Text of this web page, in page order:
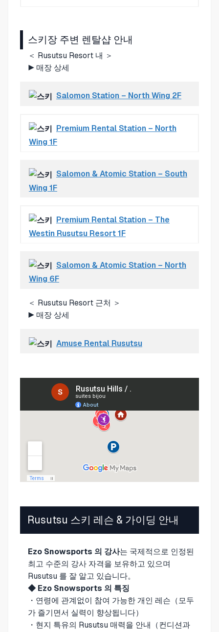
스키장 주변 렌탈샵 안내
＜ Rusutsu Resort 내 ＞
▶ 매장 상세
Salomon Station – North Wing 2F
Premium Rental Station – North
Wing 1F
Salomon & Atomic Station – South
Wing 1F
Premium Rental Station – The
Westin Rusutsu Resort 1F
Salomon & Atomic Station – North
Wing 6F
＜ Rusutsu Resort 근처 ＞
▶ 매장 상세
Amuse Rental Rusutsu
Rusutsu 스키 레슨 & 가이딩 안내
Ezo Snowsports 의 강사는 국제적으로 인정된
최고 수준의 강사 자격을 보유하고 있으며
Rusutsu 를 잘 알고 있습니다。
◆ Ezo Snowsports 의 특징
・연령에 관계없이 참여 가능한 개인 레슨（모두
가 즐기면서 실력이 향상됩니다）
・현지 특유의 Rusutsu 매력을 안내（컨디션과